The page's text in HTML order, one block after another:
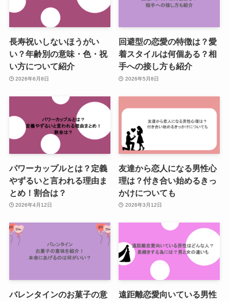
長寿祝いしないほうがい
い？年齢別の意味・色・祝
い方について紹介
2026年6月8日
回避型の恋愛の特徴は？愛
着スタイルは何個ある？相
手への接し方も紹介
2026年5月8日
パワーカップルとは？定義
やずるいと言われる理由ま
とめ！割合は？
2026年4月12日
友達から恋人になる男性心
理は？付き合い始めるきっ
かけについても
2026年3月12日
バレンタインのお菓子の意
遠距離恋愛向いている男性